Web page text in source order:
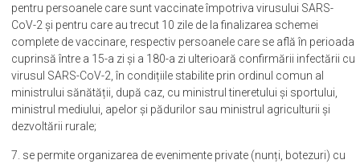
pentru persoanele care sunt vaccinate împotriva virusului SARS-
CoV-2 și pentru care au trecut 10 zile de la finalizarea schemei
complete de vaccinare, respectiv persoanele care se află în perioada
cuprinsă între a 15-a zi și a 180-a zi ulterioară confirmării infectării cu
virusul SARS-CoV-2, în condițiile stabilite prin ordinul comun al
ministrului sănătății, după caz, cu ministrul tineretului și sportului,
ministrul mediului, apelor și pădurilor sau ministrul agriculturii și
dezvoltării rurale;
7. se permite organizarea de evenimente private (nunți, botezuri) cu